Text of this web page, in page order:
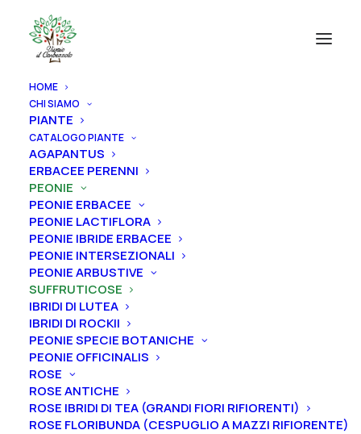
HOME
CHI SIAMO
PIANTE
CATALOGO PIANTE
AGAPANTUS
ERBACEE PERENNI
PEONIE
PEONIE ERBACEE
PEONIE LACTIFLORA
PEONIE IBRIDE ERBACEE
PEONIE INTERSEZIONALI
PEONIE ARBUSTIVE
SUFFRUTICOSE
IBRIDI DI LUTEA
IBRIDI DI ROCKII
PEONIE SPECIE BOTANICHE
PEONIE OFFICINALIS
ROSE
ROSE ANTICHE
ROSE IBRIDI DI TEA (GRANDI FIORI RIFIORENTI)
ROSE FLORIBUNDA (CESPUGLIO A MAZZI RIFIORENTE)